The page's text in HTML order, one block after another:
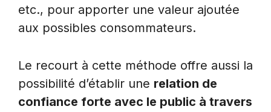
etc., pour apporter une valeur ajoutée
aux possibles consommateurs.
Le recourt à cette méthode offre aussi la
possibilité d’établir une relation de
confiance forte avec le public à travers